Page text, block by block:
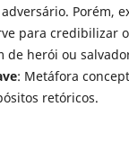
Porém,
para credibilizar
de herói ou
: Metáfora
retóricos.